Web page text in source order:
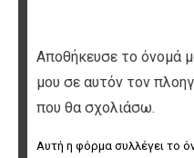
Αποθήκευσε το όνομά
μου σε αυτόν τον
που θα σχολιάσω.
Αυτή η φόρμα συλλέγει το